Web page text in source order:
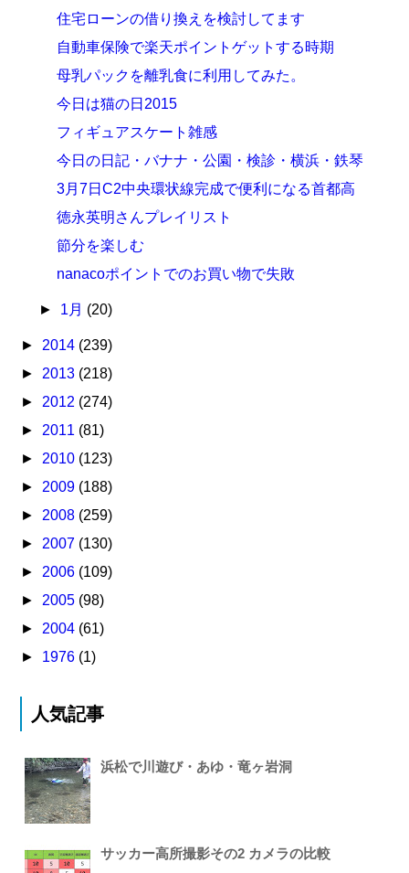
住宅ローンの借り換えを検討してます
自動車保険で楽天ポイントゲットする時期
母乳パックを離乳食に利用してみた。
今日は猫の日2015
フィギュアスケート雑感
今日の日記・バナナ・公園・検診・横浜・鉄琴
3月7日C2中央環状線完成で便利になる首都高
徳永英明さんプレイリスト
節分を楽しむ
nanacoポイントでのお買い物で失敗
► 1月 (20)
► 2014 (239)
► 2013 (218)
► 2012 (274)
► 2011 (81)
► 2010 (123)
► 2009 (188)
► 2008 (259)
► 2007 (130)
► 2006 (109)
► 2005 (98)
► 2004 (61)
► 1976 (1)
人気記事
浜松で川遊び・あゆ・竜ヶ岩洞
サッカー高所撮影その2 カメラの比較